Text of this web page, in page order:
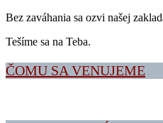
Bez zaváhania sa ozvi našej
Tešíme sa na Teba.
ČOMU SA VENUJEME